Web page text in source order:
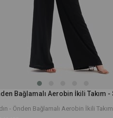
- Önden Bağlamalı Aerobin İkili